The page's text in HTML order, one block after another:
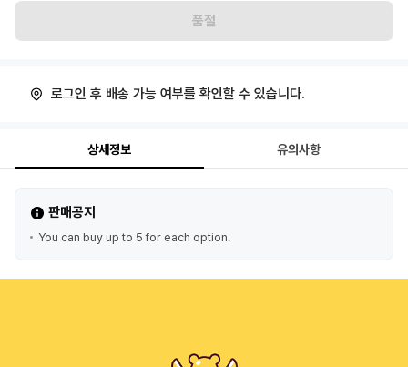
품절
로그인 후 배송 가능 여부를 확인할 수 있습니다.
상세정보 유의사항
판매공지
You can buy up to 5 for each option.